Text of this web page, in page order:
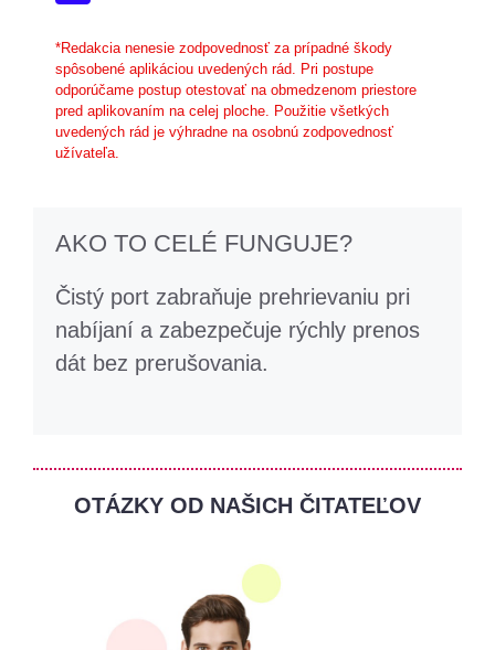
*Redakcia nenesie zodpovednosť za prípadné škody
spôsobené aplikáciou uvedených rád. Pri postupe
odporúčame postup otestovať na obmedzenom priestore
pred aplikovaním na celej ploche. Použitie všetkých
uvedených rád je výhradne na osobnú zodpovednosť
užívateľa.
AKO TO CELÉ FUNGUJE?
Čistý port zabraňuje prehrievaniu pri
nabíjaní a zabezpečuje rýchly prenos
dát bez prerušovania.
OTÁZKY OD NAŠICH ČITATEĽOV